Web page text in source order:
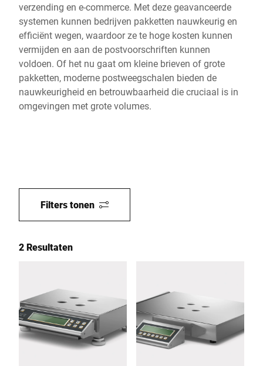
verzending en e-commerce. Met deze geavanceerde
systemen kunnen bedrijven pakketten nauwkeurig en
efficiënt wegen, waardoor ze te hoge kosten kunnen
vermijden en aan de postvoorschriften kunnen
voldoen. Of het nu gaat om kleine brieven of grote
pakketten, moderne postweegschalen bieden de
nauwkeurigheid en betrouwbaarheid die cruciaal is in
omgevingen met grote volumes.
Filters tonen
2 Resultaten